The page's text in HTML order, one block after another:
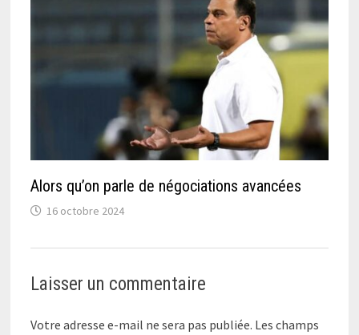
Alors qu’on parle de négociations avancées
16 octobre 2024
Laisser un commentaire
Votre adresse e-mail ne sera pas publiée. Les champs